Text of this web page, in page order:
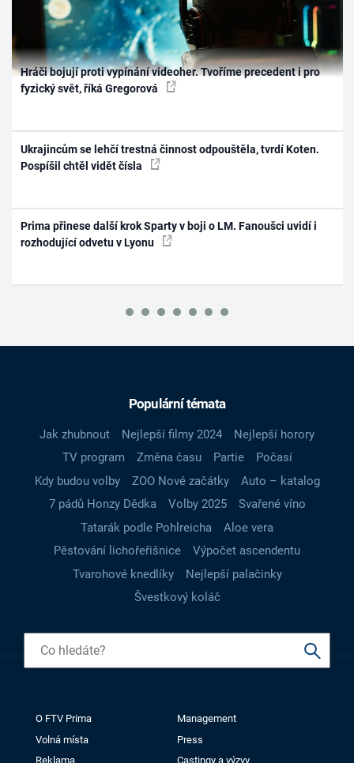
Hráči bojují proti vypínání videoher. Tvoříme precedent i pro
fyzický svět, říká Gregorová
Ukrajincům se lehčí trestná činnost odpouštěla, tvrdí Koten.
Pospíšil chtěl vidět čísla
Prima přinese další krok Sparty v boji o LM. Fanoušci uvidí i
rozhodující odvetu v Lyonu
Populární témata
Jak zhubnout Nejlepší filmy 2024
Nejlepší horory
TV program
Změna času Partie
Počasí
Kdy budou volby
ZOO Nové začátky
Auto – katalog
7 pádů Honzy Dědka
Volby 2025
Svařené víno
Tatarák podle Pohlreicha
Aloe vera
Pěstování lichořeřišnice
Výpočet ascendentu
Tvarohové knedlíky
Nejlepší palačinky
Švestkový koláč
O FTV Prima
Management
Volná místa
Press
Reklama
Castingy a výzvy